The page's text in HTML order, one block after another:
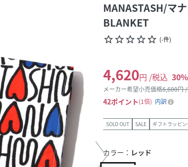
MANASTASH/マ
BLANKET
star_borderstar_borderstar_borderstar_borderstar_border (-件)
4,620円 /税込 30
メーカー希望小売価格6,600円
42ポイント 1倍 内訳
SOLD OUT SALE ギフトラッピ
カラー： レッド